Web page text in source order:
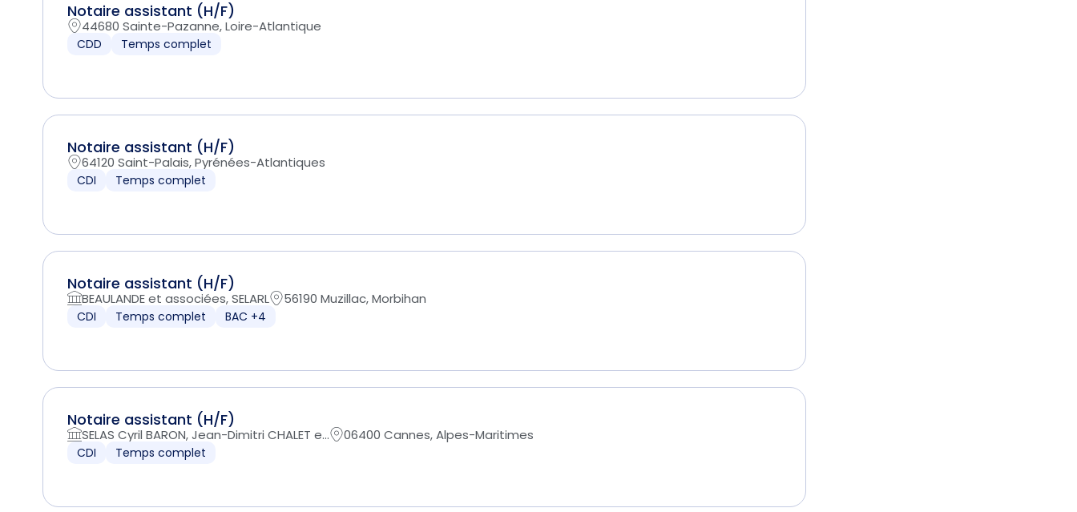
Notaire assistant (H/F)
44680 Sainte-Pazanne, Loire-Atlantique
CDD Temps complet
Notaire assistant (H/F)
64120 Saint-Palais, Pyrénées-Atlantiques
CDI Temps complet
Notaire assistant (H/F)
BEAULANDE et associées, SELARL 56190 Muzillac, Morbihan
CDI Temps complet BAC +4
Notaire assistant (H/F)
SELAS Cyril BARON, Jean-Dimitri CHALET e... 06400 Cannes, Alpes-Maritimes
CDI Temps complet